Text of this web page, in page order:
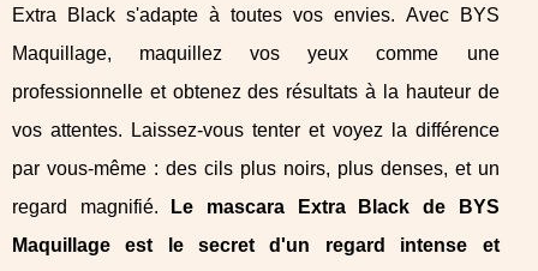
Extra Black s'adapte à toutes vos envies. Avec BYS
Maquillage, maquillez vos yeux comme une
professionnelle et obtenez des résultats à la hauteur de
vos attentes. Laissez-vous tenter et voyez la différence
par vous-même : des cils plus noirs, plus denses, et un
regard magnifié.
Le mascara Extra Black de BYS
Maquillage est le secret d'un regard intense et